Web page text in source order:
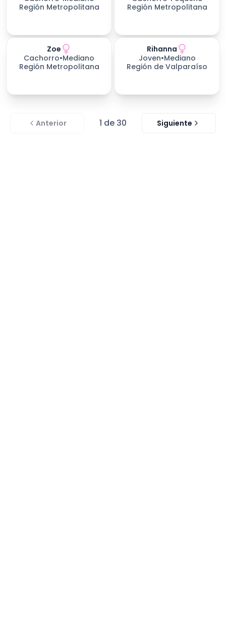
Región Metropolitana
Región Metropolitana
Zoe
Cachorro•Mediano
Región Metropolitana
días esperando
Rihanna
Joven•Mediano
Región de Valparaíso
Anterior 1 de 30 Siguiente